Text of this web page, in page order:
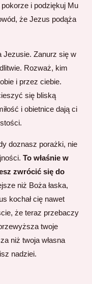
i podziękuj Mu
że Jezus podąża
Jezusie. Zanurz się w
Rozważ, kim
i przez ciebie.
się bliską
i obietnice dają ci
doznasz porażki, nie
To właśnie w
zwrócić się do
niż Boża łaska,
kochał cię nawet
że teraz przebaczy
twoje
niż twoja własna
nadziei.